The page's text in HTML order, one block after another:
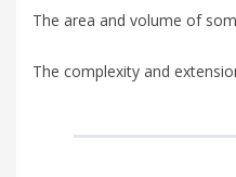
The area and volume of
The complexity and